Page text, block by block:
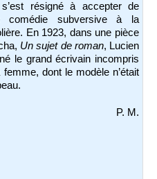
résigné à accepter de
comédie subversive à la
En 1923, dans une pièce
Un sujet de roman, Lucien
le grand écrivain incompris
dont le modèle n’était
P. M.